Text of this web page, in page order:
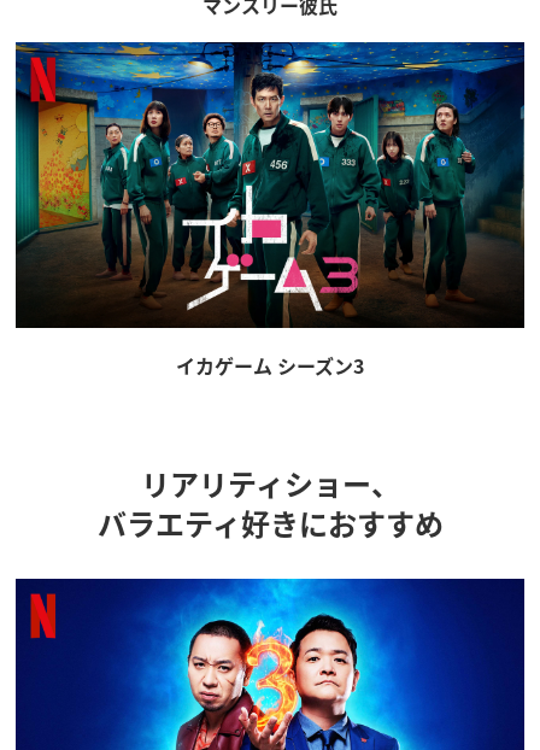
イカゲーム シーズン3
リアリティショー、
バラエティ好きにおすすめ